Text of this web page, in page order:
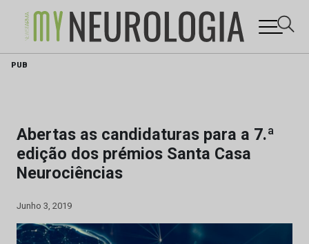
Skip
PUB
Abertas as candidaturas para a 7.ª
edição dos prémios Santa Casa
Neurociências
Junho 3, 2019